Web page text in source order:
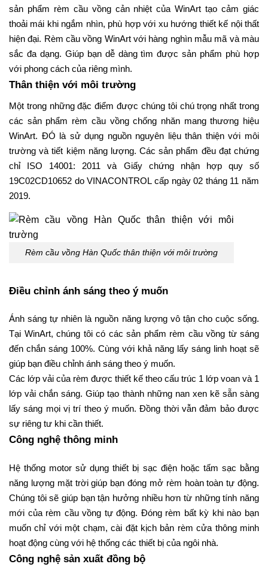
sản phẩm rèm cầu vồng cản nhiệt của WinArt tạo cảm giác
thoải mái khi ngắm nhìn, phù hợp với xu hướng thiết kế nội thất
hiện đại. Rèm cầu vồng WinArt với hàng nghìn mẫu mã và màu
sắc đa dạng. Giúp bạn dễ dàng tìm được sản phẩm phù hợp
với phong cách của riêng mình.
Thân thiện với môi trường
Một trong những đặc điểm được chúng tôi chú trọng nhất trong
các sản phẩm rèm cầu vồng chống nhăn mang thương hiệu
WinArt. ĐÓ là sử dụng nguồn nguyên liệu thân thiện với môi
trường và tiết kiệm năng lượng.Các sản phẩm đều đạt chứng
chỉ ISO 14001: 2011 và Giấy chứng nhận hợp quy số
19C02CD10652 do VINACONTROL cấp ngày 02 tháng 11 năm
2019.
Rèm cầu vồng Hàn Quốc thân thiện với môi trường
Điều chỉnh ánh sáng theo ý muốn
Ánh sáng tự nhiên là nguồn năng lượng vô tận cho cuộc sống.
Tại WinArt, chúng tôi có các sản phẩm rèm cầu vồng từ sáng
đến chắn sáng 100%. Cùng với khả năng lấy sáng linh hoạt sẽ
giúp bạn điều chỉnh ánh sáng theo ý muốn.
Các lớp vải của rèm được thiết kế theo cấu trúc 1 lớp voan và 1
lớp vải chắn sáng. Giúp tạo thành những nan xen kẽ sẵn sàng
lấy sáng mọi vị trí theo ý muốn. Đồng thời vẫn đảm bảo được
sự riêng tư khi cần thiết.
Công nghệ thông minh
Hệ thống motor sử dụng thiết bị sạc điện hoặc tấm sạc bằng
năng lượng mặt trời giúp bạn đóng mở rèm hoàn toàn tự động.
Chúng tôi sẽ giúp bạn tận hưởng nhiều hơn từ những tính năng
mới của rèm cầu vồng tự động. Đóng rèm bất kỳ khi nào bạn
muốn chỉ với một chạm, cài đặt kịch bản rèm cửa thông minh
hoạt động cùng với hệ thống các thiết bị của ngôi nhà.
Công nghệ sản xuất đồng bộ